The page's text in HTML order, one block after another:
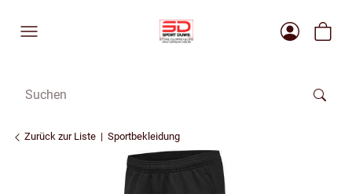
Zurück zur Liste Sportbekleidung